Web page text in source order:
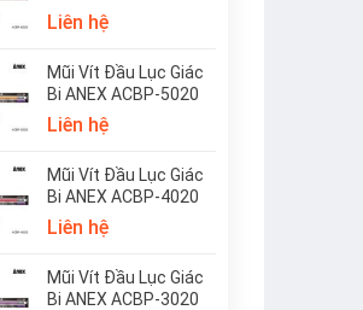
Liên hệ
Mũi Vít Đầu Lục Giác
Bi ANEX ACBP-5020
Liên hệ
Mũi Vít Đầu Lục Giác
Bi ANEX ACBP-4020
Liên hệ
Mũi Vít Đầu Lục Giác
Bi ANEX ACBP-3020